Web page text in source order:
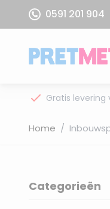
Ga naar de inhoud
0591 201 904
Gratis levering
Home /
Categorieën